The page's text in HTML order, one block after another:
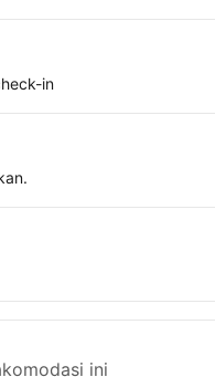
in
ini